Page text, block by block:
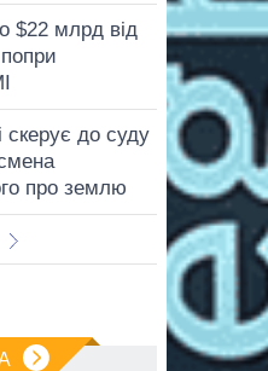
$22 млрд від
до суду
про землю